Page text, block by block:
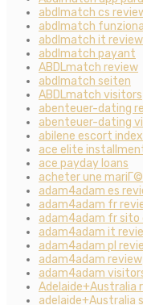
abdlmatch cs
abdlmatch funziona
abdlmatch it review
abdlmatch payant
ABDLmatch review
abdlmatch seiten
ABDLmatch visitors
abenteuer-dating
abenteuer-dating
abilene escort index
ace elite
ace payday loans
acheter une
adam4adam es
adam4adam fr
adam4adam fr sito
adam4adam it
adam4adam pl
adam4adam review
adam4adam
Adelaide+Australia
adelaide+Australia